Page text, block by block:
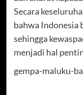
Secara
bahwa Indonesia
sehingga
menjadi hal
gempa-maluku-